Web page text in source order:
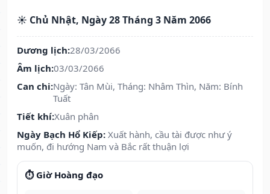
☀️ Chủ Nhật, Ngày 28 Tháng 3 Năm 2066
Dương lịch:28/03/2066
Âm lịch:03/03/2066
Can chi:Ngày: Tân Mùi, Tháng: Nhâm Thìn, Năm: Bính
Tuất
Tiết khí:Xuân phân
Ngày Bạch Hổ Kiếp: Xuất hành, cầu tài được như ý
muốn, đi hướng Nam và Bắc rất thuận lợi
⏱️ Giờ Hoàng đạo